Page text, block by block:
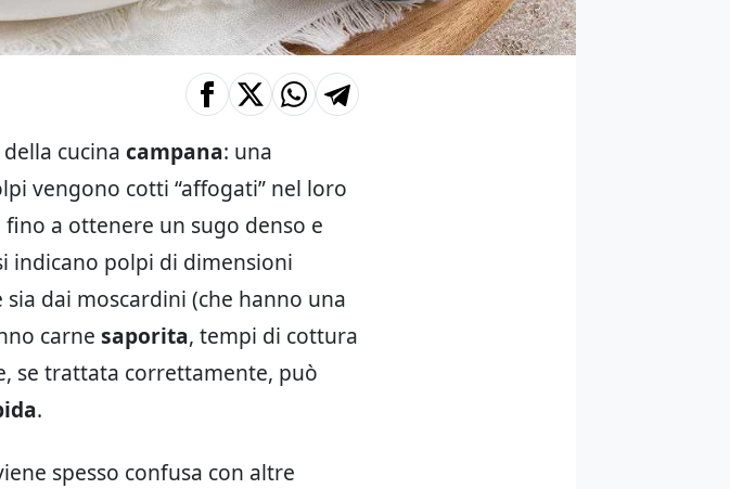
cucina campana: una
vengono cotti “affogati” nel loro
a ottenere un sugo denso e
indicano polpi di dimensioni
dai moscardini (che hanno una
carne saporita, tempi di cottura
se trattata correttamente, può
.
spesso confusa con altre